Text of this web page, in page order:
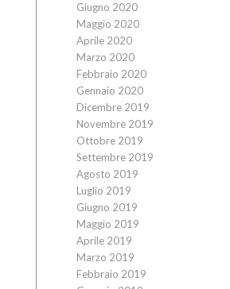
Giugno 2020
Maggio 2020
Aprile 2020
Marzo 2020
Febbraio 2020
Gennaio 2020
Dicembre 2019
Novembre 2019
Ottobre 2019
Settembre 2019
Agosto 2019
Luglio 2019
Giugno 2019
Maggio 2019
Aprile 2019
Marzo 2019
Febbraio 2019